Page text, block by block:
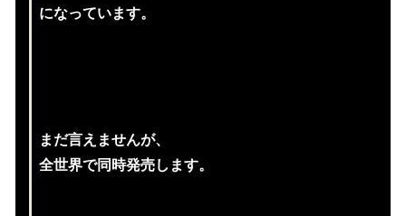
になっています。
まだ言えませんが、
全世界で同時発売します。